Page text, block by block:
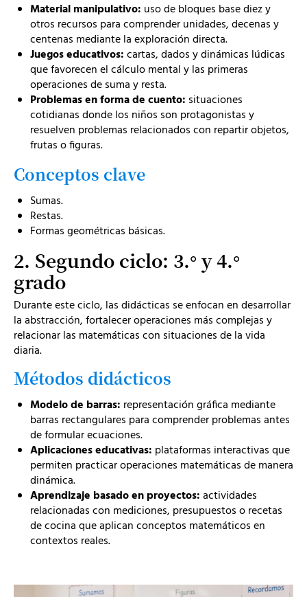
Material manipulativo: uso de bloques base diez y
otros recursos para comprender unidades, decenas y
centenas mediante la exploración directa.
Juegos educativos:cartas, dados y dinámicas lúdicas
que favorecen el cálculo mental y las primeras
operaciones de suma y resta.
Problemas en forma de cuento: situaciones
cotidianas donde los niños son protagonistas y
resuelven problemas relacionados con repartir objetos,
frutas o figuras.
Conceptos clave
Sumas.
Restas.
Formas geométricas básicas.
2. Segundo ciclo: 3.° y 4.°
grado
Durante este ciclo, las didácticas se enfocan en desarrollar
la abstracción, fortalecer operaciones más complejas y
relacionar las matemáticas con situaciones de la vida
diaria.
Métodos didácticos
Modelo de barras: representación gráfica mediante
barras rectangulares para comprender problemas antes
de formular ecuaciones.
Aplicaciones educativas: plataformas interactivas que
permiten practicar operaciones matemáticas de manera
dinámica.
Aprendizaje basado en proyectos:actividades
relacionadas con mediciones, presupuestos o recetas
de cocina que aplican conceptos matemáticos en
contextos reales.